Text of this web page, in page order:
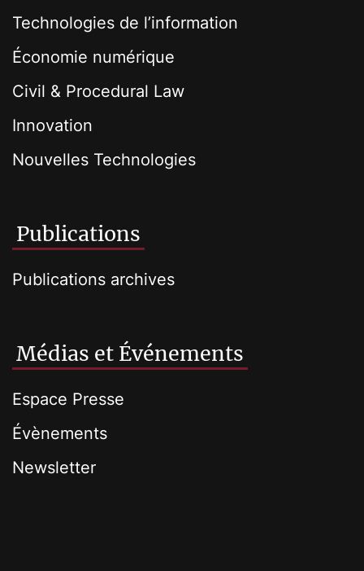
Technologies de l’information
Économie numérique
Civil & Procedural Law
Innovation
Nouvelles Technologies
Publications
Publications archives
Médias et Événements
Espace Presse
Évènements
Newsletter